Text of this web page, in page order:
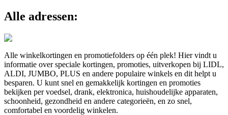
Alle adressen:
Alle winkelkortingen en promotiefolders op één plek! Hier vindt u
informatie over speciale kortingen, promoties, uitverkopen bij LIDL,
ALDI, JUMBO, PLUS en andere populaire winkels en dit helpt u
besparen. U kunt snel en gemakkelijk kortingen en promoties
bekijken per voedsel, drank, elektronica, huishoudelijke apparaten,
schoonheid, gezondheid en andere categorieën, en zo snel,
comfortabel en voordelig winkelen.